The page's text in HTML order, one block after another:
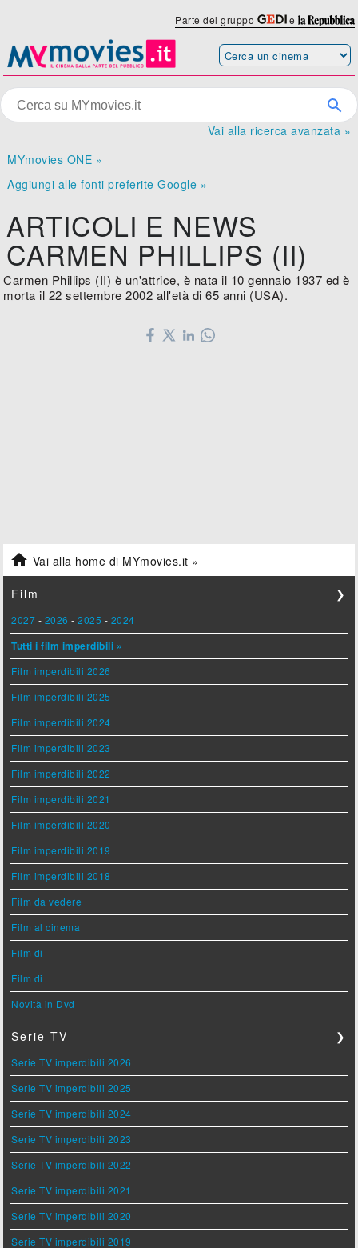
Parte del gruppo e
Vai alla ricerca avanzata »
MYmovies ONE »
Aggiungi alle fonti preferite Google »
ARTICOLI E NEWS
CARMEN PHILLIPS (II)
Carmen Phillips (II) è un'attrice, è nata il 10 gennaio 1937 ed è
morta il 22 settembre 2002 all'età di 65 anni (USA).
 Vai alla home di MYmovies.it »
Film ❯
2027 - 2026 -2025 - 2024
Tutti i film imperdibili »
Film imperdibili 2026
Film imperdibili 2025
Film imperdibili 2024
Film imperdibili 2023
Film imperdibili 2022
Film imperdibili 2021
Film imperdibili 2020
Film imperdibili 2019
Film imperdibili 2018
Film da vedere
Film al cinema
Film di
Film di
Novità in Dvd
Serie TV ❯
Serie TV imperdibili 2026
Serie TV imperdibili 2025
Serie TV imperdibili 2024
Serie TV imperdibili 2023
Serie TV imperdibili 2022
Serie TV imperdibili 2021
Serie TV imperdibili 2020
Serie TV imperdibili 2019